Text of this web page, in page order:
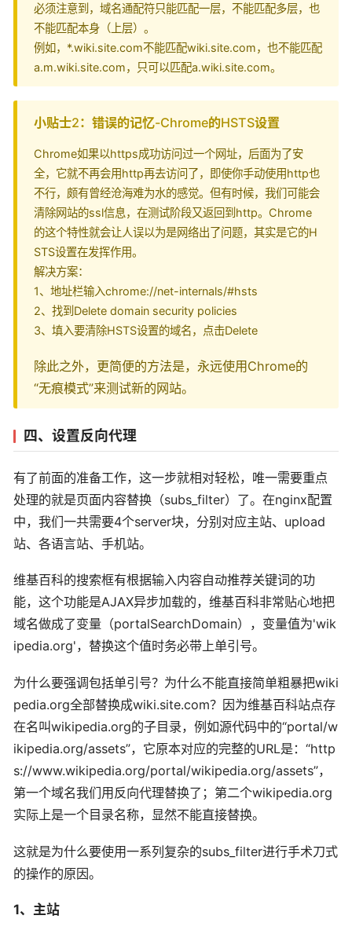
必须注意到，域名通配符只能匹配一层，不能匹配多层，也
不能匹配本身（上层）。
例如，*.wiki.site.com不能匹配wiki.site.com，也不能匹配
a.m.wiki.site.com，只可以匹配a.wiki.site.com。
小贴士2：错误的记忆-Chrome的HSTS设置
Chrome如果以https成功访问过一个网址，后面为了安
全，它就不再会用http再去访问了，即使你手动使用http也
不行，颇有曾经沧海难为水的感觉。但有时候，我们可能会
清除网站的ssl信息，在测试阶段又返回到http。Chrome
的这个特性就会让人误以为是网络出了问题，其实是它的H
STS设置在发挥作用。
解决方案：
1、地址栏输入chrome://net-internals/#hsts
2、找到Delete domain security policies
3、填入要清除HSTS设置的域名，点击Delete
除此之外，更简便的方法是，永远使用Chrome的
“无痕模式”来测试新的网站。
四、设置反向代理
有了前面的准备工作，这一步就相对轻松，唯一需要重点
处理的就是页面内容替换（subs_filter）了。在nginx配置
中，我们一共需要4个server块，分别对应主站、upload
站、各语言站、手机站。
维基百科的搜索框有根据输入内容自动推荐关键词的功
能，这个功能是AJAX异步加载的，维基百科非常贴心地把
域名做成了变量（portalSearchDomain），变量值为'wik
ipedia.org'，替换这个值时务必带上单引号。
为什么要强调包括单引号？为什么不能直接简单粗暴把wiki
pedia.org全部替换成wiki.site.com？因为维基百科站点存
在名叫wikipedia.org的子目录，例如源代码中的“portal/w
ikipedia.org/assets”，它原本对应的完整的URL是：“http
s://www.wikipedia.org/portal/wikipedia.org/assets”，
第一个域名我们用反向代理替换了；第二个wikipedia.org
实际上是一个目录名称，显然不能直接替换。
这就是为什么要使用一系列复杂的subs_filter进行手术刀式
的操作的原因。
1、主站